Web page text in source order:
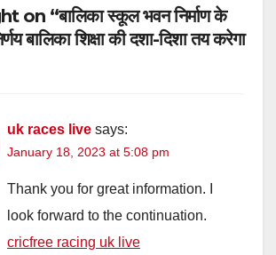
“बालिका स्कूल भवन निर्माण के
बालिका शिक्षा की दशा-दिशा तय करेगा
uk races live says:
January 18, 2023 at 5:08 pm
Thank you for great information. I
look forward to the continuation.
cricfree racing uk live